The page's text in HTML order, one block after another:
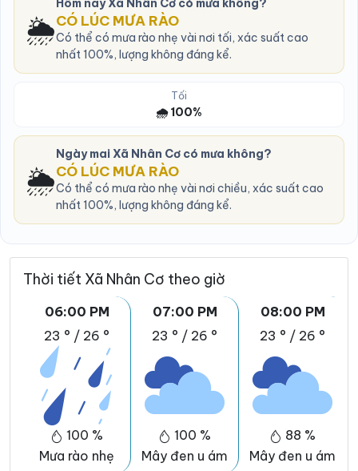
🌦️
Hôm nay Xã Nhân Cơ có mưa không?
CÓ LÚC MƯA RÀO
Có thể có mưa rào nhẹ vài nơi tối, xác suất cao
nhất 100%, lượng không đáng kể.
Tối
🌧️ 100%
🌦️
Ngày mai Xã Nhân Cơ có mưa không?
CÓ LÚC MƯA RÀO
Có thể có mưa rào nhẹ vài nơi chiều, xác suất cao
nhất 100%, lượng không đáng kể.
Thời tiết Xã Nhân Cơ theo giờ
06:00 PM
23 ° / 26 °
100 %
Mưa rào nhẹ
07:00 PM
23 ° / 26 °
100 %
Mây đen u ám
08:00 PM
23 ° / 26 °
88 %
Mây đen u ám